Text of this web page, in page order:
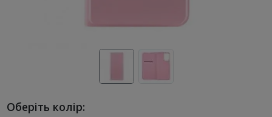
Оберіть колір: